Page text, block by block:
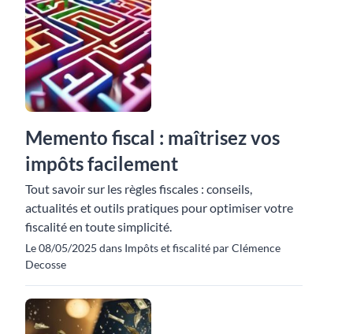
Memento fiscal : maîtrisez vos
impôts facilement
Tout savoir sur les règles fiscales : conseils,
actualités et outils pratiques pour optimiser votre
fiscalité en toute simplicité.
Le 08/05/2025 dans Impôts et fiscalité par Clémence
Decosse